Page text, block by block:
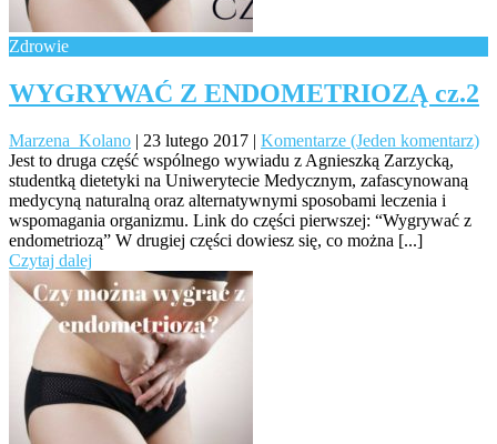
Zdrowie
WYGRYWAĆ Z ENDOMETRIOZĄ cz.2
Marzena_Kolano | 23 lutego 2017 | Komentarze (Jeden komentarz)
Jest to druga część wspólnego wywiadu z Agnieszką Zarzycką,
studentką dietetyki na Uniwerytecie Medycznym, zafascynowaną
medycyną naturalną oraz alternatywnymi sposobami leczenia i
wspomagania organizmu. Link do części pierwszej: “Wygrywać z
endometriozą” W drugiej części dowiesz się, co można [...]
Czytaj dalej